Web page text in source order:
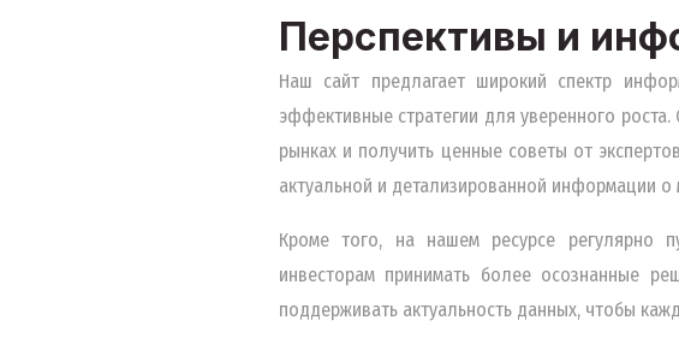
Перспективы и
Наш сайт предлагает широкий спектр
эффективные стратегии для уверенного
рынках и получить ценные советы от
актуальной и детализированной информации о
Кроме того, на нашем ресурсе регулярно
инвесторам принимать более осознанные
поддерживать актуальность данных, чтобы